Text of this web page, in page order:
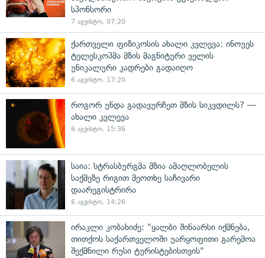
სპონსორი
7 აგვისტო, 07:20
ქართველი ფიზიკოსის ახალი კვლევა: ინოუეს
ტელესკოპმა მზის მაგნიტური ველის
უნიკალური კადრები გადაიღო
6 აგვისტო, 17:20
როგორ უნდა გადავურჩეთ მზის სიკვდილს? —
ახალი კვლევა
6 აგვისტო, 15:36
საია: სტრასბურგმა მზია ამაღლობელის
საქმეზე რიგით მეოთხე საჩივარი
დაარეგისტრირა
6 აგვისტო, 14:26
ირაკლი კობახიძე: "ყალბი შინაარსი იქმნება,
თითქოს საქართველოში უარყოფითი გარემოა
შექმნილი რუსი ტურისტებისთვის"